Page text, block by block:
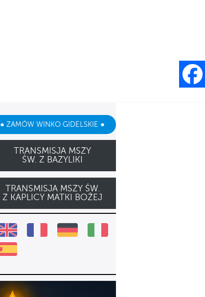
● ZAMÓW WINKO GIDELSKIE ●
TRANSMISJA MSZY
ŚW. Z BAZYLIKI
TRANSMISJA MSZY ŚW.
Z KAPLICY MATKI BOŻEJ